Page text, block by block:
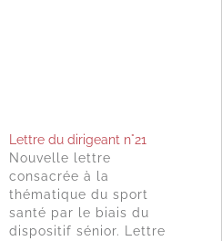
Lettre du dirigeant n°21
Nouvelle lettre
consacrée à la
thématique du sport
santé par le biais du
dispositif sénior. Lettre